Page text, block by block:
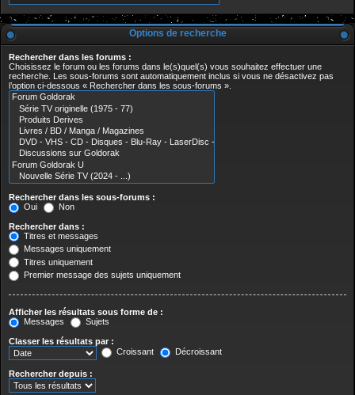
Options de recherche
Rechercher dans les forums :
Choisissez le forum ou les forums dans le(s)quel(s) vous souhaitez effectuer une
recherche. Les sous-forums sont automatiquement inclus si vous ne désactivez pas
l’option ci-dessous « Rechercher dans les sous-forums ».
Rechercher dans les sous-forums :
Oui
Non
Rechercher dans :
Titres et messages
Messages uniquement
Titres uniquement
Premier message des sujets uniquement
Afficher les résultats sous forme de :
Messages
Sujets
Classer les résultats par :
Croissant
Décroissant
Rechercher depuis :